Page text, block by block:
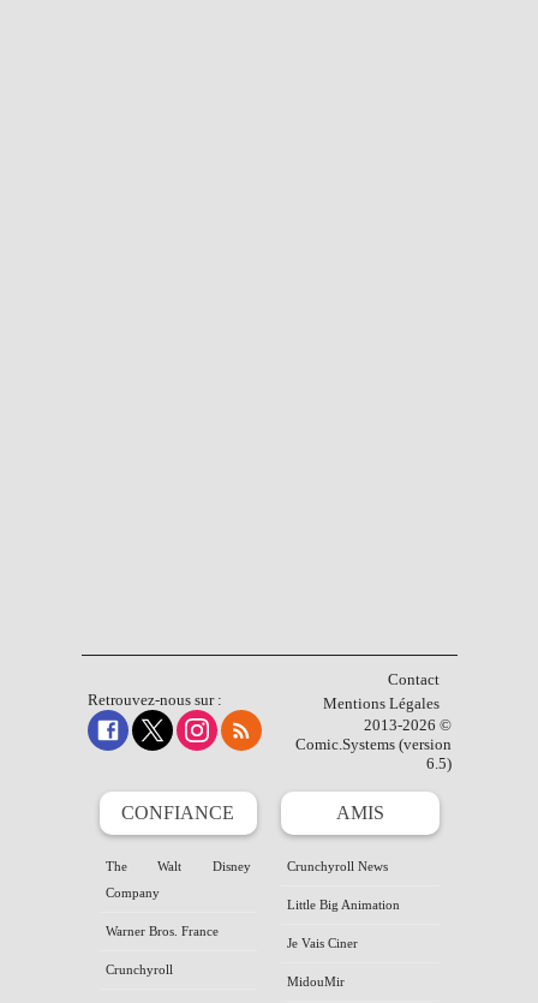
Retrouvez-nous sur :
Contact
Mentions Légales
2013-2026 ©
Comic.Systems (version
6.5)
CONFIANCE
The Walt Disney
Company
Warner Bros. France
Crunchyroll
AMIS
Crunchyroll News
Little Big Animation
Je Vais Ciner
MidouMir